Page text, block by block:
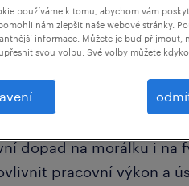
předmětem kritiky nebo
soutěží a vedení
dopad na morálku i na
pracovní výkon a
používáme k tomu, abychom vám
nám zlepšit naše webové stránky.
informace. Můžete je buď
upřesnit svou volbu. Své volby můžete